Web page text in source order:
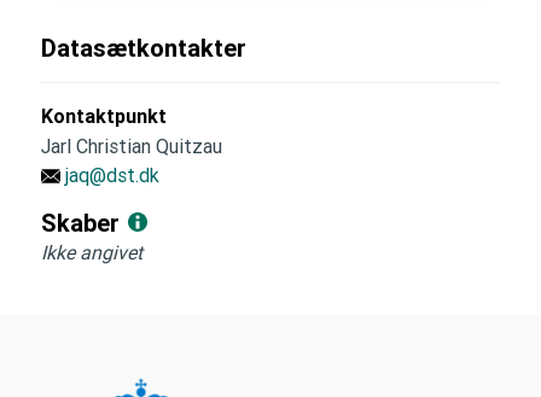
Datasætkontakter
Kontaktpunkt
Jarl Christian Quitzau
jaq@dst.dk
Skaber
Ikke angivet